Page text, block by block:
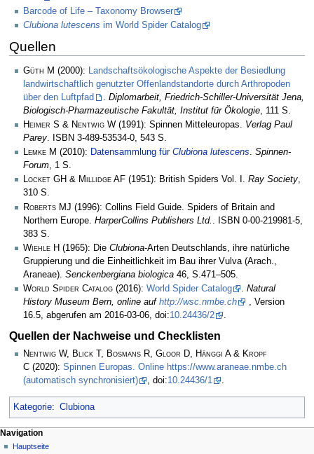
Barcode of Life – Taxonomy Browser
Clubiona lutescens im World Spider Catalog
Quellen
Güth M (2000):
Landschaftsökologische Aspekte der Besiedlung
landwirtschaftlich genutzter Offenlandstandorte durch Arthropoden
über den Luftpfad
Diplomarbeit, Friedrich-Schiller-Universität Jena,
Biologisch-Pharmazeutische Fakultät, Institut für Ökologie , 111 S.
Heimer S & Nentwig W (1991): Spinnen Mitteleuropas. Verlag Paul
Parey. ISBN 3-489-53534-0, 543 S.
Lemke M (2010): Datensammlung für Clubiona lutescens. Spinnen-
Forum, 1 S.
Locket GH & Millidge AF (1951): British Spiders Vol. I. Ray Society,
310 S.
Roberts MJ (1996): Collins Field Guide. Spiders of Britain and
Northern Europe. HarperCollins Publishers Ltd.
. ISBN 0-00-219981-5,
383 S.
Wiehle H (1965): Die Clubiona-Arten Deutschlands, ihre natürliche
Gruppierung und die Einheitlichkeit im Bau ihrer Vulva (Arach.,
Araneae). Senckenbergiana biologica 46, S.471–505.
World Spider Catalog (2016): World Spider Catalog . Natural
History Museum Bern, online auf http://wsc.nmbe.ch
, Version
16.5, abgerufen am 2016-03-06, doi:10.24436/2 .
Quellen der Nachweise und Checklisten
Nentwig W, Blick T, Bosmans R, Gloor D, Hänggi A & Kropf
C (2020): Spinnen Europas. Online https://www.araneae.nmbe.ch
(automatisch synchronisiert)
, doi:10.24436/1 .
Kategorie: Clubiona
Navigation
Hauptseite